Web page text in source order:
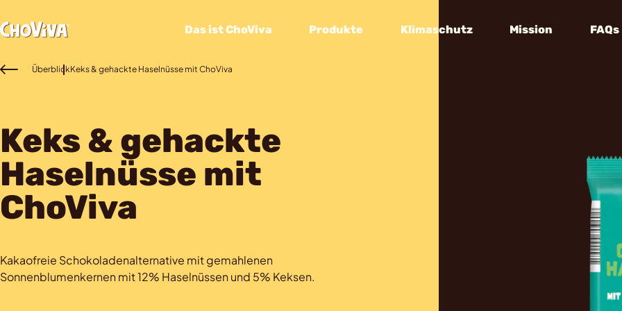
Das ist ChoViva Produkte Klimaschutz Mission FAQs
ÜberblickKeks & gehackte Haselnüsse mit ChoViva
Keks & gehackte
Haselnüsse mit
ChoViva
Kakaofreie Schokoladenalternative mit gemahlenen
Sonnenblumenkernen mit 12% Haselnüssen und 5% Keksen.